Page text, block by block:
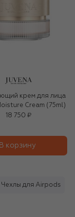
крем для лица
Cream (75ml)
18 750 ₽
В корзину
Чехлы для Airpods